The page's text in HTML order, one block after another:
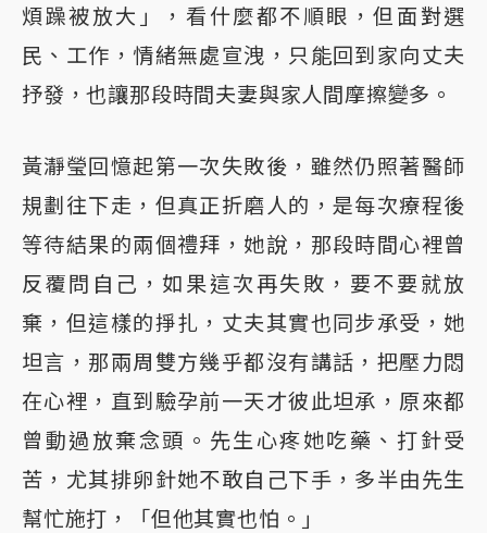
煩躁被放大」，看什麼都不順眼，但面對選
民、工作，情緒無處宣洩，只能回到家向丈夫
抒發，也讓那段時間夫妻與家人間摩擦變多。
黃瀞瑩回憶起第一次失敗後，雖然仍照著醫師
規劃往下走，但真正折磨人的，是每次療程後
等待結果的兩個禮拜，她說，那段時間心裡曾
反覆問自己，如果這次再失敗，要不要就放
棄，但這樣的掙扎，丈夫其實也同步承受，她
坦言，那兩周雙方幾乎都沒有講話，把壓力悶
在心裡，直到驗孕前一天才彼此坦承，原來都
曾動過放棄念頭。先生心疼她吃藥、打針受
苦，尤其排卵針她不敢自己下手，多半由先生
幫忙施打，「但他其實也怕。」